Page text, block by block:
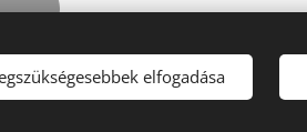
elfogadása